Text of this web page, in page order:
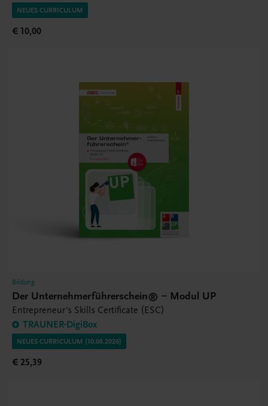
NEUES CURRICULUM
€ 10,00
Bildung
Der Unternehmerführerschein® – Modul UP
Entrepreneur's Skills Certificate (ESC)
TRAUNER-DigiBox
NEUES CURRICULUM (10.08.2026)
€ 25,39